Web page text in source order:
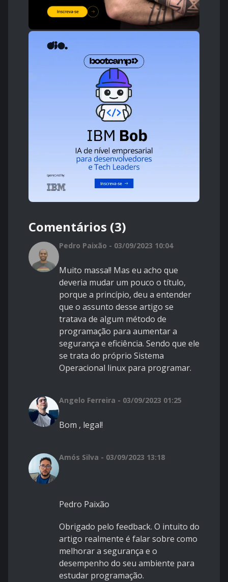
Comentários (3)
Pedro Paixão - 03/09/2023 10:04
Muito massa!! Mas eu acho que
deveria mudar um pouco o título,
porque a princípio, deu a entender
que o assunto desse artigo se
tratava de algum método de
programação para aumentar a
segurança e eficiência. Sendo que ele
se trata do próprio Sistema
Operacional linux para programar.
Angelo Ferreira - 03/09/2023 01:25
Bom , legal!
Amós Silva - 03/09/2023 13:18
Pedro Paixão
Obrigado pelo feedback. O intuito do
artigo realmente é falar sobre como
melhorar a segurança e o
desempenho do seu ambiente para
estudar programação.